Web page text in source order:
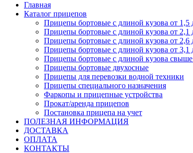
Главная
Каталог прицепов
Прицепы бортовые с длиной кузова от 1,5
Прицепы бортовые с длиной кузова от 2,1
Прицепы бортовые с длиной кузова от 2,6
Прицепы бортовые с длиной кузова от 3,1
Прицепы бортовые с длиной кузова
Прицепы бортовые двухосные
Прицепы для перевозки водной техники
Прицепы специального назначения
Фаркопы и прицепные устройства
Прокат/аренда прицепов
Постановка прицепа на учет
ПОЛЕЗНАЯ ИНФОРМАЦИЯ
ДОСТАВКА
ОПЛАТА
КОНТАКТЫ